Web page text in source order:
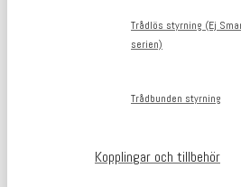
Trådlös styrning (Ej
serien)
Trådbunden styrning
Kopplingar och tillbehör